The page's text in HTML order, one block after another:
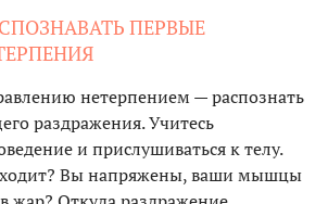
ПЕРВЫЕ
нетерпением — распознать
раздражения. Учитесь
и прислушиваться к телу.
Вы напряжены, ваши мышцы